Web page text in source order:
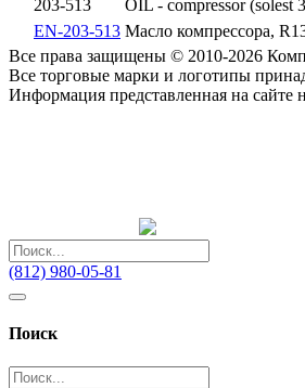
203-513
OIL - compressor (solest
EN-203-513 Масло компрессора,
Все права защищены © 2010-2026
Все торговые марки и логотипы
Информация представленная на сайте
(812) 980-05-81
Поиск